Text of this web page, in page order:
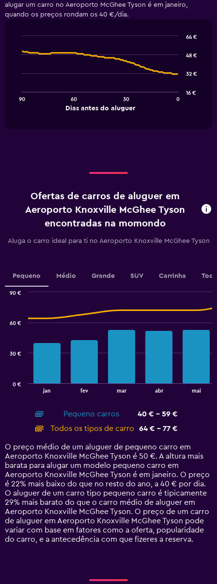
alugar um carro no Aeroporto McGhee Tyson é em janeiro,
quando os preços rondam os 40 €/dia.
chart
The
aluguer.
Range:
categories.
chart
axis
displaying
values.
to
graphic.
Dias antes do aluguer
90 60 30 0
16 €
32 €
48 €
64 €
Ofertas de carros de aluguer em
Aeroporto Knoxville McGhee Tyson
encontradas na momondo
Aluga o carro ideal para ti no Aeroporto Knoxville McGhee Tyson
Pequeno Médio Grande SUV Carrinha
displaying
categories.
14
categories.
The
chart
has
1
Y
axis
displaying
values.
Range:
0
jan fev mar abr mai
0 €
30 €
60 €
90 €
End
Pequeno carros
40 € - 59 €
Todos os tipos de carro
64 € - 77 €
O preço médio de um aluguer de pequeno carro em
Aeroporto Knoxville McGhee Tyson é 50 €. A altura mais
barata para alugar um modelo pequeno carro em
Aeroporto Knoxville McGhee Tyson é em janeiro. O preço
é 22% mais baixo do que no resto do ano, a 40 € por dia.
O aluguer de um carro tipo pequeno carro é tipicamente
29% mais barato do que o carro médio de aluguer em
Aeroporto Knoxville McGhee Tyson. O preço de um carro
de aluguer em Aeroporto Knoxville McGhee Tyson pode
variar com base em fatores como a oferta, popularidade
do carro, e a antecedência com que fizeres a reserva.